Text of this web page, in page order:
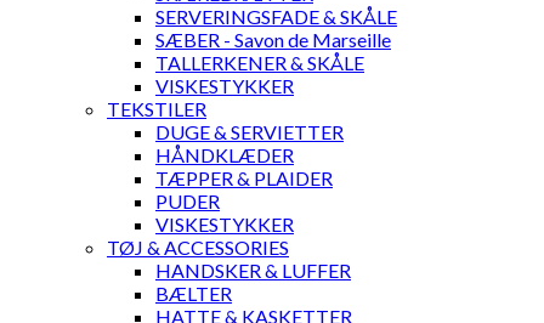
SERVERINGSFADE & SKÅLE
SÆBER - Savon de Marseille
TALLERKENER & SKÅLE
VISKESTYKKER
TEKSTILER
DUGE & SERVIETTER
HÅNDKLÆDER
TÆPPER & PLAIDER
PUDER
VISKESTYKKER
TØJ & ACCESSORIES
HANDSKER & LUFFER
BÆLTER
HATTE & KASKETTER